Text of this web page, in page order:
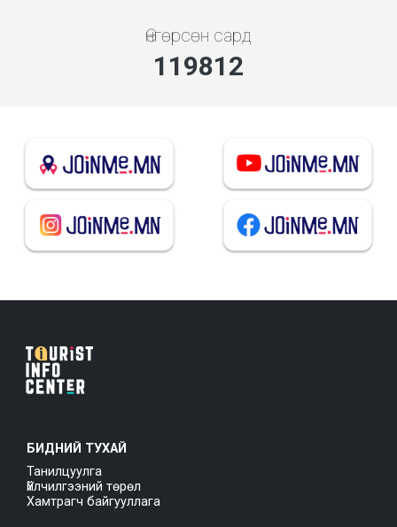
Өнгөрсөн сард
129029
БИДНИЙ ТУХАЙ
Танилцуулга
Үйлчилгээний төрөл
Хамтрагч байгууллага